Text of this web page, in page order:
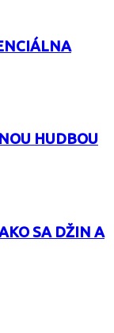
HUDBOU
SA DŽIN A